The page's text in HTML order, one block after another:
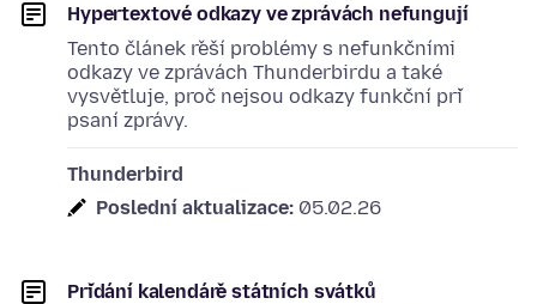
Hypertextové odkazy ve zprávách nefungují
Tento článek řeší problémy s nefunkčními
odkazy ve zprávách Thunderbirdu a také
vysvětluje, proč nejsou odkazy funkční při
psaní zprávy.
Thunderbird
Poslední aktualizace: 05.02.26
Přidání kalendáře státních svátků